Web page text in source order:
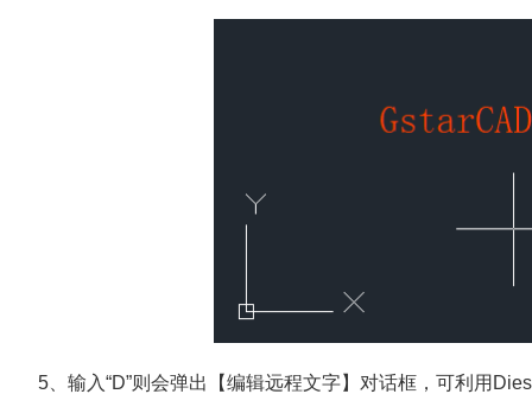
5、输入“D”则会弹出【编辑远程文字】对话框，可利用